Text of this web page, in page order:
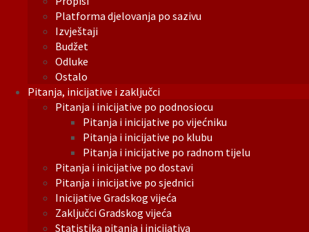
Platforma djelovanja po sazivu
Izvještaji
Budžet
Odluke
Ostalo
Pitanja, inicijative i zaključci
Pitanja i inicijative po podnosiocu
Pitanja i inicijative po vijećniku
Pitanja i inicijative po klubu
Pitanja i inicijative po radnom tijelu
Pitanja i inicijative po dostavi
Pitanja i inicijative po sjednici
Inicijative Gradskog vijeća
Zaključci Gradskog vijeća
Statistika pitanja i inicijativa